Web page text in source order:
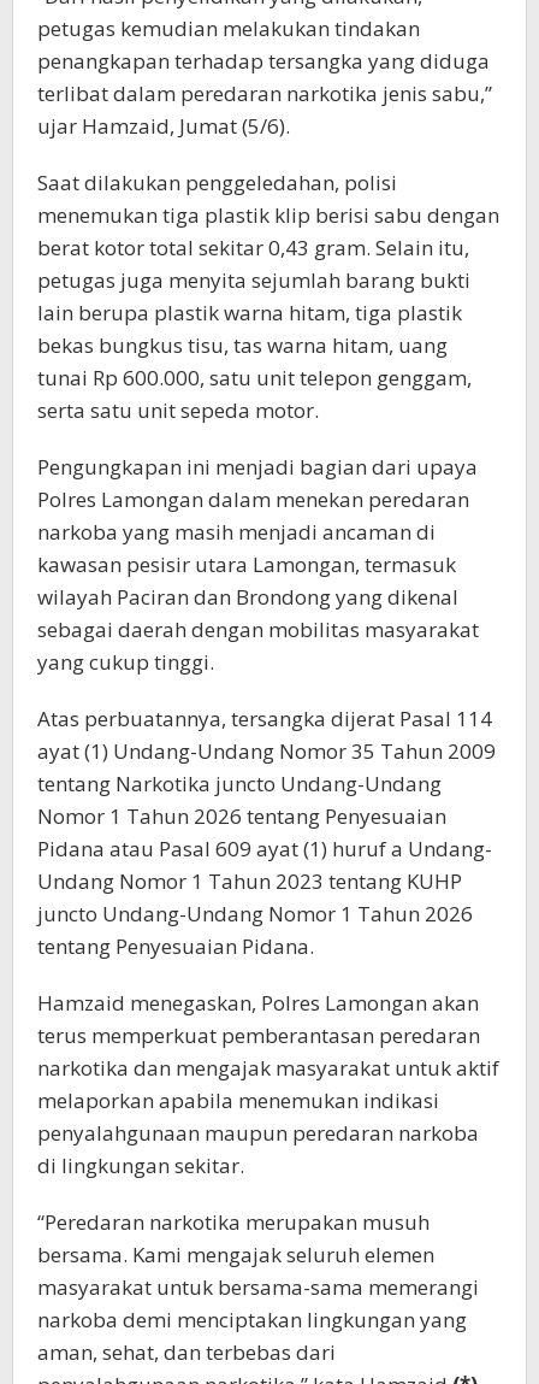
petugas kemudian melakukan tindakan
penangkapan terhadap tersangka yang diduga
terlibat dalam peredaran narkotika jenis sabu,”
ujar Hamzaid, Jumat (5/6).
Saat dilakukan penggeledahan, polisi
menemukan tiga plastik klip berisi sabu dengan
berat kotor total sekitar 0,43 gram. Selain itu,
petugas juga menyita sejumlah barang bukti
lain berupa plastik warna hitam, tiga plastik
bekas bungkus tisu, tas warna hitam, uang
tunai Rp 600.000, satu unit telepon genggam,
serta satu unit sepeda motor.
Pengungkapan ini menjadi bagian dari upaya
Polres Lamongan dalam menekan peredaran
narkoba yang masih menjadi ancaman di
kawasan pesisir utara Lamongan, termasuk
wilayah Paciran dan Brondong yang dikenal
sebagai daerah dengan mobilitas masyarakat
yang cukup tinggi.
Atas perbuatannya, tersangka dijerat Pasal 114
ayat (1) Undang-Undang Nomor 35 Tahun 2009
tentang Narkotika juncto Undang-Undang
Nomor 1 Tahun 2026 tentang Penyesuaian
Pidana atau Pasal 609 ayat (1) huruf a Undang-
Undang Nomor 1 Tahun 2023 tentang KUHP
juncto Undang-Undang Nomor 1 Tahun 2026
tentang Penyesuaian Pidana.
Hamzaid menegaskan, Polres Lamongan akan
terus memperkuat pemberantasan peredaran
narkotika dan mengajak masyarakat untuk aktif
melaporkan apabila menemukan indikasi
penyalahgunaan maupun peredaran narkoba
di lingkungan sekitar.
“Peredaran narkotika merupakan musuh
bersama. Kami mengajak seluruh elemen
masyarakat untuk bersama-sama memerangi
narkoba demi menciptakan lingkungan yang
aman, sehat, dan terbebas dari